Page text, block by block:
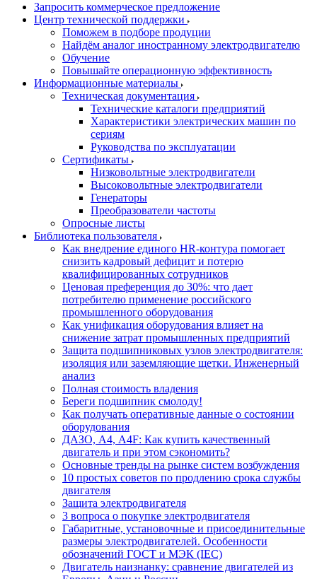
Запросить коммерческое предложение
Центр технической поддержки
Поможем в подборе продуции
Найдём аналог иностранному электродвигателю
Обучение
Повышайте операционную эффективность
Информационные материалы
Техническая документация
Технические каталоги предприятий
Характеристики электрических машин по
сериям
Руководства по эксплуатации
Сертификаты
Низковольтные электродвигатели
Высоковольтные электродвигатели
Генераторы
Преобразователи частоты
Опросные листы
Библиотека пользователя
Как внедрение единого HR-контура помогает
снизить кадровый дефицит и потерю
квалифицированных сотрудников
Ценовая преференция до 30%: что дает
потребителю применение российского
промышленного оборудования
Как унификация оборудования влияет на
снижение затрат промышленных предприятий
Защита подшипниковых узлов электродвигателя:
изоляция или заземляющие щетки. Инженерный
анализ
Полная стоимость владения
Береги подшипник смолоду!
Как получать оперативные данные о состоянии
оборудования
ДАЗО, А4, А4F: Как купить качественный
двигатель и при этом сэкономить?
Основные тренды на рынке систем возбуждения
10 простых советов по продлению срока службы
двигателя
Защита электродвигателя
3 вопроса о покупке электродвигателя
Габаритные, установочные и присоединительные
размеры электродвигателей. Особенности
обозначений ГОСТ и МЭК (IEC)
Двигатель наизнанку: сравнение двигателей из